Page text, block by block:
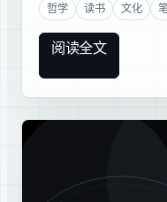
哲学 读书 文化
阅读全文